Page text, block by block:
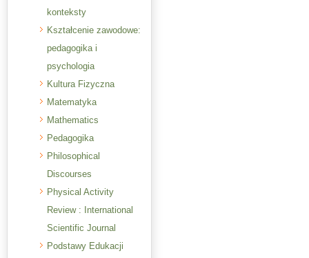
konteksty
Kształcenie zawodowe:
pedagogika i
psychologia
Kultura Fizyczna
Matematyka
Mathematics
Pedagogika
Philosophical
Discourses
Physical Activity
Review : International
Scientific Journal
Podstawy Edukacji